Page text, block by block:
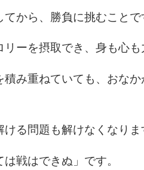
から、勝負に挑むことで
ーを摂取でき、身も心も
み重ねていても、おな
る問題も解けなくなりま
戦はできぬ」です。